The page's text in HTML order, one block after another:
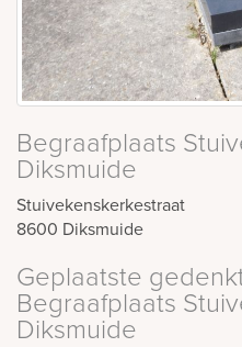
Begraafplaats
Diksmuide
Stuivekenskerkestraat
8600 Diksmuide
Geplaatste
Begraafplaats
Diksmuide